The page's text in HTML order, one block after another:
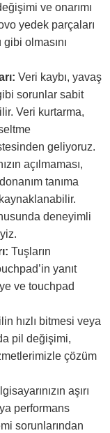
ve onarımı
yedek parçaları
olmasını
Veri kaybı, yavaş
sorunlar sabit
Veri kurtarma,
geliyoruz.
açılmaması,
tanıma
deneyimli
Tuşların
yanıt
ve touchpad
hızlı bitmesi veya
pil değişimi,
çözüm
aşırı
performans
sorunlarından